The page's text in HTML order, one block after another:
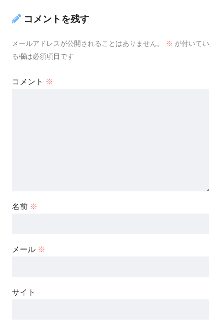
コメントを残す
メールアドレスが公開されることはありません。 ※ が付いてい
る欄は必須項目です
コメント ※
名前 ※
メール ※
サイト